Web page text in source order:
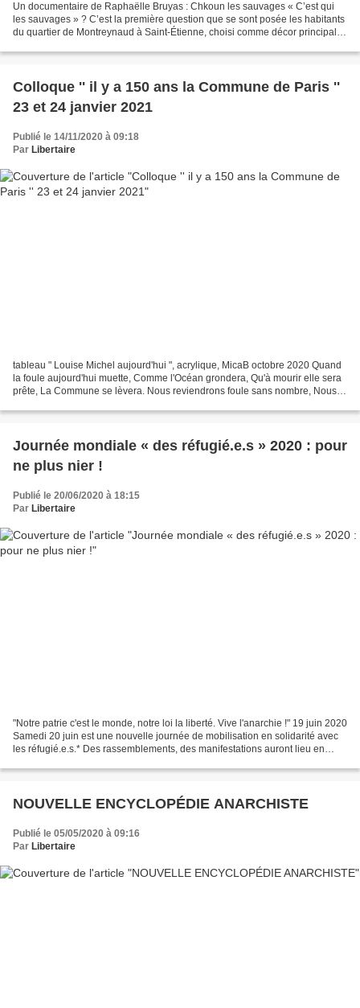
Un documentaire de Raphaëlle Bruyas : Chkoun les sauvages « C’est qui
les sauvages » ? C’est la première question que se sont posée les habitants
du quartier de Montreynaud à Saint-Étienne, choisi comme décor principal
Colloque '' il y a 150 ans la Commune de Paris ''
23 et 24 janvier 2021
Publié le 14/11/2020 à 09:18
Par Libertaire
tableau " Louise Michel aujourd'hui ", acrylique, MicaB octobre 2020 Quand
la foule aujourd'hui muette, Comme l'Océan grondera, Qu'à mourir elle sera
prête, La Commune se lèvera. Nous reviendrons foule sans nombre, Nous
Journée mondiale « des réfugié.e.s » 2020 : pour
ne plus nier !
Publié le 20/06/2020 à 18:15
Par Libertaire
"Notre patrie c'est le monde, notre loi la liberté. Vive l'anarchie !" 19 juin 2020
Samedi 20 juin est une nouvelle journée de mobilisation en solidarité avec
les réfugié.e.s.* Des rassemblements, des manifestations auront lieu en
NOUVELLE ENCYCLOPÉDIE ANARCHISTE
Publié le 05/05/2020 à 09:16
Par Libertaire